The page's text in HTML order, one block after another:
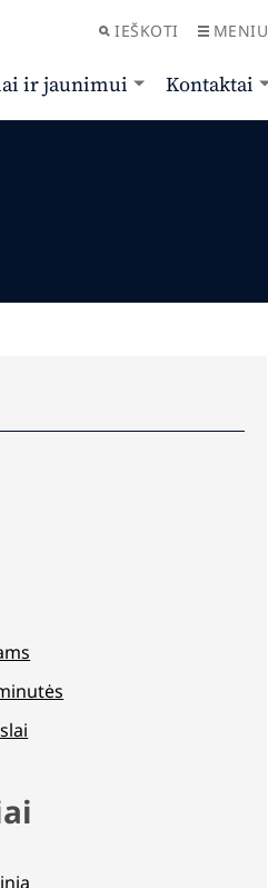
IEŠKOTI MENIU
ir jaunimui Kontaktai